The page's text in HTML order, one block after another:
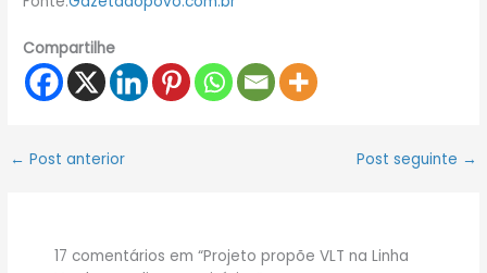
Compartilhe
← Post anterior Post seguinte →
17 comentários em “Projeto propõe VLT na Linha